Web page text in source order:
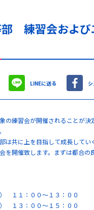
練習会および
LINEに送る
の練習会が開催されることが決
は共に上を目指して成長してい
を開催致します。まずは都合の
１１：００～１３：００
１３：００～１５：００